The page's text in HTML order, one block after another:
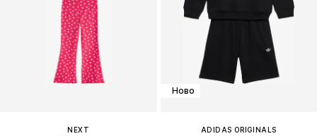
NEXT
Ново
ADIDAS ORIGINALS